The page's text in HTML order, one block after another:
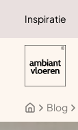
Inspiratie
Blog